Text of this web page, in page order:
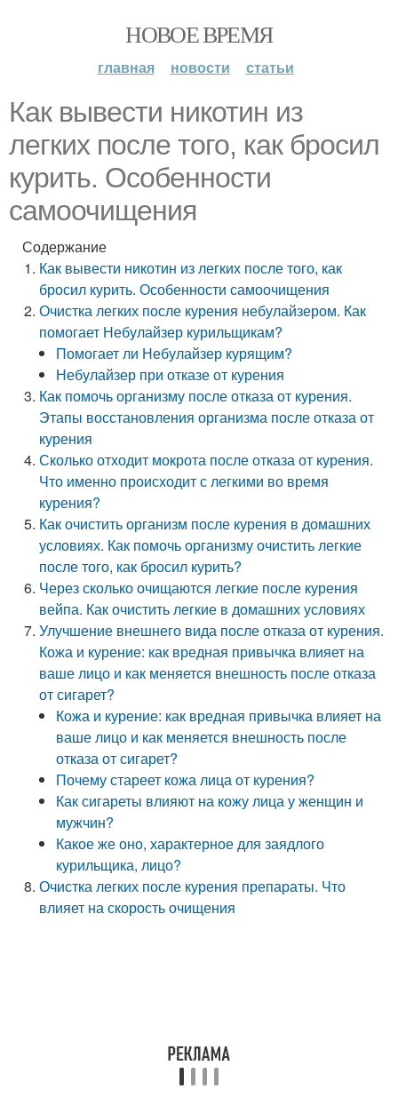
НОВОЕ ВРЕМЯ
главная новости статьи
Как вывести никотин из
легких после того, как бросил
курить. Особенности
самоочищения
Содержание
Как вывести никотин из легких после того, как
бросил курить. Особенности самоочищения
Очистка легких после курения небулайзером. Как
помогает Небулайзер курильщикам?
Помогает ли Небулайзер курящим?
Небулайзер при отказе от курения
Как помочь организму после отказа от курения.
Этапы восстановления организма после отказа от
курения
Сколько отходит мокрота после отказа от курения.
Что именно происходит с легкими во время
курения?
Как очистить организм после курения в домашних
условиях. Как помочь организму очистить легкие
после того, как бросил курить?
Через сколько очищаются легкие после курения
вейпа. Как очистить легкие в домашних условиях
Улучшение внешнего вида после отказа от курения.
Кожа и курение: как вредная привычка влияет на
ваше лицо и как меняется внешность после отказа
от сигарет?
Кожа и курение: как вредная привычка влияет на
ваше лицо и как меняется внешность после
отказа от сигарет?
Почему стареет кожа лица от курения?
Как сигареты влияют на кожу лица у женщин и
мужчин?
Какое же оно, характерное для заядлого
курильщика, лицо?
Очистка легких после курения препараты. Что
влияет на скорость очищения